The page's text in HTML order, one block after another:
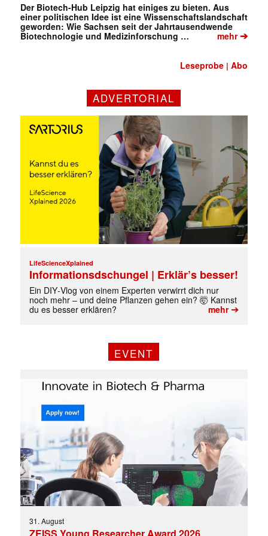
jede Woche aktuell informiert.
E-
Mail
(erforderlich)
Der Biotech-Hub Leipzig hat einiges zu bieten. Aus
einer politischen Idee ist eine Wissenschaftslandschaft
geworden: Wie Sachsen seit der Jahrtausendwende
Biotechnologie und Medizinforschung …
mehr➔
Leseprobe |Abo
ADVERTORIAL
LifeScienceXplained
Informationsdschungel | Erklär’s besser!
Ein DIY‑Vlog von einem Experten verwirrt dich nur
noch mehr – und deine Pflanzen gehen ein? 🤯 Kannst
du es besser erklären?
mehr➔
EVENT
31. August